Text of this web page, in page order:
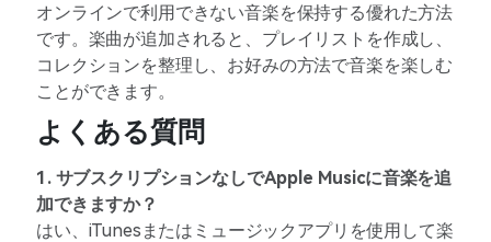
オンラインで利用できない音楽を保持する優れた方法
です。楽曲が追加されると、プレイリストを作成し、
コレクションを整理し、お好みの方法で音楽を楽しむ
ことができます。
よくある質問
1. サブスクリプションなしでApple Musicに音楽を追
加できますか？
はい、iTunesまたはミュージックアプリを使用して楽